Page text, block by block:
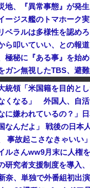
ルさんww9月末に人権
新奈、単独で外番組初